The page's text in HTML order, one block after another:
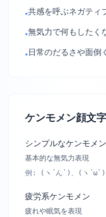
•共感を呼ぶネガティ
•無気力で何もしたく
• 日常のだるさや面倒
ケンモメン顔文
シンプルなケンモメン
基本的な無気力表現
例: (ヽ´ん`)、(ヽ
疲労系ケンモメン
疲れや眠気を表現